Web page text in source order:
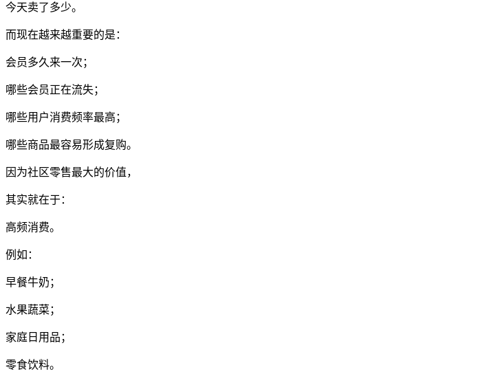
今天卖了多少。
而现在越来越重要的是：
会员多久来一次；
哪些会员正在流失；
哪些用户消费频率最高；
哪些商品最容易形成复购。
因为社区零售最大的价值，
其实就在于：
高频消费。
例如：
早餐牛奶；
水果蔬菜；
家庭日用品；
零食饮料。